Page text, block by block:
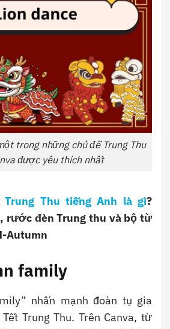
trong những chủ đề Trung Thu
được yêu thích nhất
Trung Thu tiếng Anh là gì?
rước đèn Trung thu và bộ từ
Autumn
family
nhấn mạnh đoàn tụ gia
Trung Thu. Trên Canva, từ